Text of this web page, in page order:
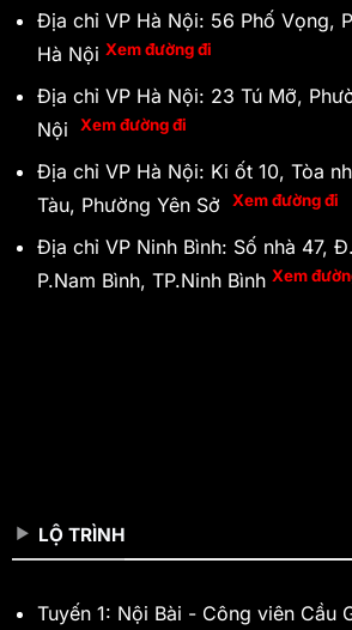
Địa chỉ VP Hà Nội: 56 Phố Vọng,
Hà Nội Xem đường đi
Địa chỉ VP Hà Nội: 23 Tú Mỡ,
Nội
Xem đường đi
Địa chỉ VP Hà Nội: Ki ốt 10, Tòa
Tàu, Phường Yên Sở
Xem đường đi
Địa chỉ VP Ninh Bình: Số nhà 47,
P.Nam Bình, TP.Ninh Bình Xem
LỘ TRÌNH
Tuyến 1: Nội Bài - Công viên Cầu